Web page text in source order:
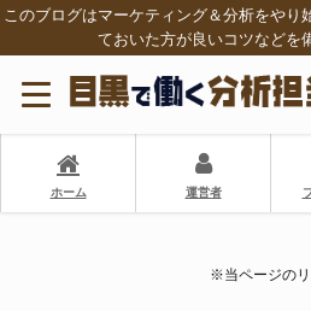
このブログはマーケティング＆分析をやり
ておいた方が良いコツなどを
ホーム 運営者
※当ページのリ